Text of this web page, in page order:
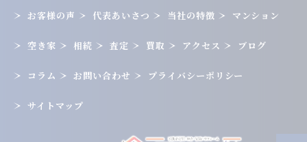
お客様の声 代表あいさつ 当社の特徴 マンション
空き家 相続 査定 買取 アクセス ブログ
コラム お問い合わせ プライバシーポリシー
サイトマップ